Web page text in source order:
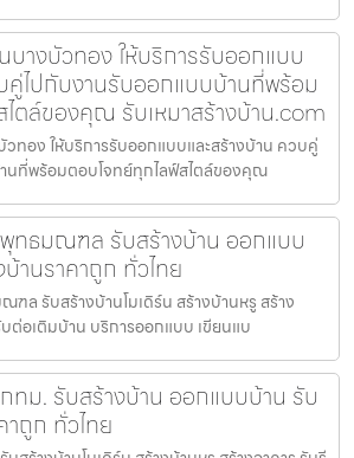
างบัวทอง ให้บริการรับออกแบบ
คู่ไปกับงานรับออกแบบบ้านที่พร้อม
ตล์ของคุณ รับเหมาสร้างบ้าน.com
ทอง ให้บริการรับออกแบบและสร้างบ้าน ควบคู่
นที่พร้อมตอบโจทย์ทุกไลฟ์สไตล์ของคุณ
พุทธมณฑล รับสร้างบ้าน ออกแบบ
านราคาถูก ทั่วไทย
ฑล รับสร้างบ้านโมเดิร์น สร้างบ้านหรู สร้าง
บต่อเติมบ้าน บริการออกแบบ เขียนแบ
ทม. รับสร้างบ้าน ออกแบบบ้าน รับ
าถูก ทั่วไทย